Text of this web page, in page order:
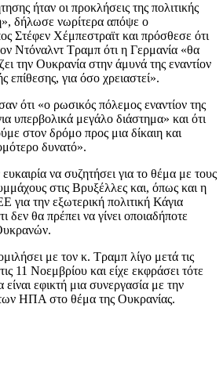
ήταν οι προκλήσεις της πολιτικής
δήλωσε νωρίτερα απόψε ο
Στέφεν Χέμπεστραϊτ και πρόσθεσε ότι
Ντόναλντ Τραμπ ότι η Γερμανία «θα
την Ουκρανία στην άμυνά της εναντίον
επίθεσης, για όσο χρειαστεί».
ότι «ο ρωσικός πόλεμος εναντίον της
υπερβολικά μεγάλο διάστημα» και ότι
στον δρόμο προς μια δίκαιη και
δυνατό».
να συζητήσει για το θέμα με τους
στις Βρυξέλλες και, όπως και η
για την εξωτερική πολιτική Κάγια
δεν θα πρέπει να γίνει οποιαδήποτε
με τον κ. Τραμπ λίγο μετά τις
11 Νοεμβρίου και είχε εκφράσει τότε
είναι εφικτή μια συνεργασία με την
ΗΠΑ στο θέμα της Ουκρανίας.